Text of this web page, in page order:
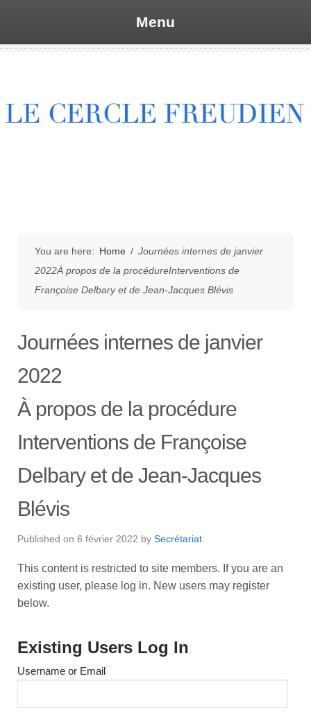
Menu
You are here: Home / Journées internes de janvier
2022À propos de la procédureInterventions de
Françoise Delbary et de Jean-Jacques Blévis
Journées internes de janvier
2022
À propos de la procédure
Interventions de Françoise
Delbary et de Jean-Jacques
Blévis
Published on 6 février 2022 by Secrétariat
This content is restricted to site members. If you are an
existing user, please log in. New users may register
below.
Existing Users Log In
Username or Email